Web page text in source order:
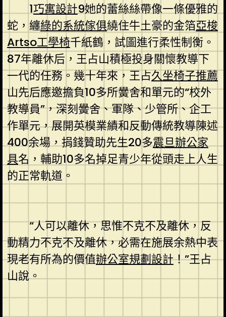
1巧寓設計9她的蕾絲絲帶像一條優雅的
蛇，纏綠的系統傢俱繞住牛土豪的金箔亞梭
Artso工學椅千紙鶴，試圖進行柔性制衡。
87年離休后，王占山積極投身關懷教導下
一代的任務。幾十年來，王占久坐椅子推薦
山先后應邀擔負10多所黌舍和單元的“校外
教導員”，深刻黌舍、軍隊、少管所、企工
作單元，展開英模業績和反動傳統教導陳述
400余場，捐錢贊助先生20多震旦辦公家
具名，輔助10多名掉足青少年從頭走上人生
的正常軌道。
“人可以離休，思惟不克不及離休，反
動精力不克不及離休，必需在施展余熱中表
現老有所為的價值辦公室規劃設計！”王占
山說。